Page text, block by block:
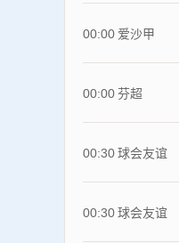
00:00 爱沙甲
00:00芬超
00:30球会友谊
00:30球会友谊